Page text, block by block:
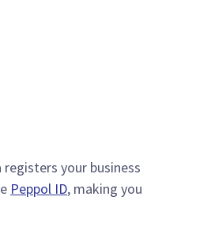
registers your business
Peppol ID, making you